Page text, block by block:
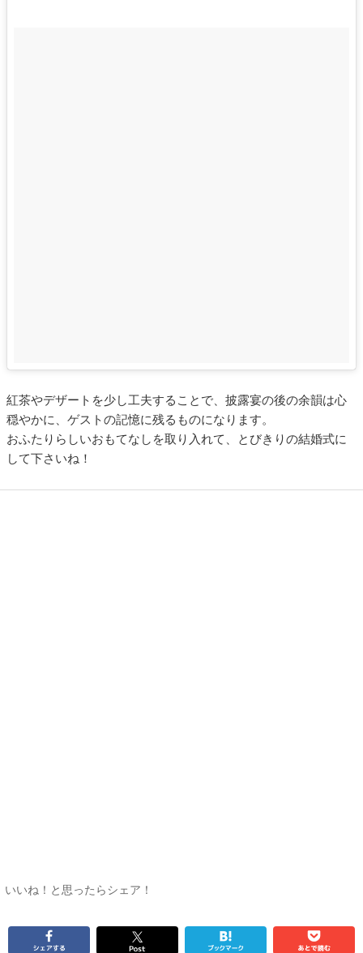
紅茶やデザートを少し工夫することで、披露宴の後の余韻は心
穏やかに、ゲストの記憶に残るものになります。
おふたりらしいおもてなしを取り入れて、とびきりの結婚式に
して下さいね！
いいね！と思ったらシェア！